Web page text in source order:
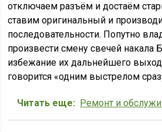
отключаем разъём и достаём
ставим оригинальный и
последовательности. Попутно
произвести смену свечей накала
избежание их дальнейшего
говорится «одним выстрелом
Читать еще: Ремонт и